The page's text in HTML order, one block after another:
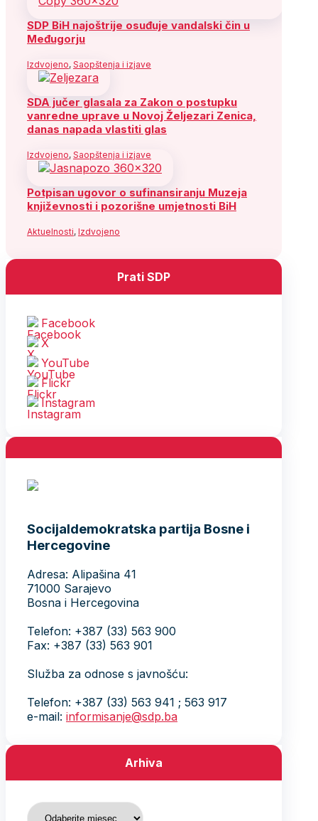
SDP BiH najoštrije osuđuje vandalski čin u
Međugorju
Izdvojeno, Saopštenja i izjave
SDA jučer glasala za Zakon o postupku
vanredne uprave u Novoj Željezari Zenica,
danas napada vlastiti glas
Izdvojeno, Saopštenja i izjave
Potpisan ugovor o sufinansiranju Muzeja
književnosti i pozorišne umjetnosti BiH
Aktuelnosti, Izdvojeno
Prati SDP
Facebook
X
YouTube
Flickr
Instagram
Socijaldemokratska partija Bosne i
Hercegovine
Adresa: Alipašina 41
71000 Sarajevo
Bosna i Hercegovina
Telefon: +387 (33) 563 900
Fax: +387 (33) 563 901
Služba za odnose s javnošću:
Telefon: +387 (33) 563 941 ; 563 917
e-mail: informisanje@sdp.ba
Arhiva
Arhiva